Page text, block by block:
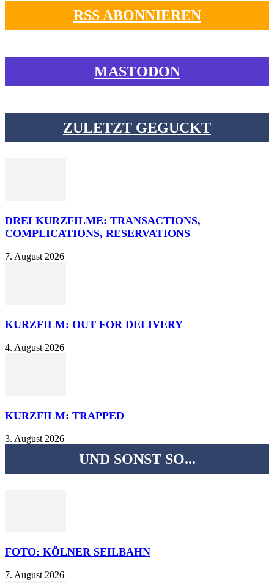
RSS ABONNIEREN
MASTODON
ZULETZT GEGUCKT
DREI KURZFILME: TRANSACTIONS,
COMPLICATIONS, RESERVATIONS
7. August 2026
KURZFILM: OUT FOR DELIVERY
4. August 2026
KURZFILM: TRAPPED
3. August 2026
UND SONST SO...
FOTO: KÖLNER SEILBAHN
7. August 2026